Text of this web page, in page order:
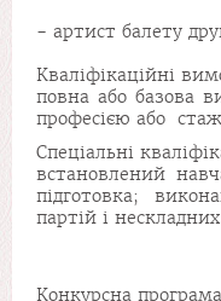
- артист балету
Кваліфікаційні
повна або базова
професією або
Спеціальні
встановлений
підготовка;
партій і
Конкурсна